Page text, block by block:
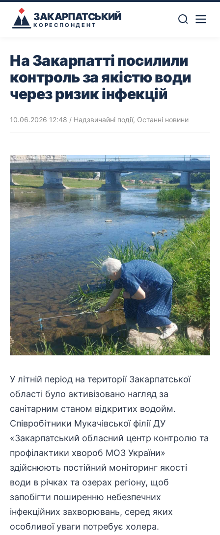
ЗАКАРПАТСЬКИЙ
КОРЕСПОНДЕНТ
На Закарпатті посилили
контроль за якістю води
через ризик інфекцій
10.06.2026 12:48 / Надзвичайні події, Останні новини
У літній період на території Закарпатської
області було активізовано нагляд за
санітарним станом відкритих водойм.
Співробітники Мукачівської філії ДУ
«Закарпатський обласний центр контролю та
профілактики хвороб МОЗ України»
здійснюють постійний моніторинг якості
води в річках та озерах регіону, щоб
запобігти поширенню небезпечних
інфекційних захворювань, серед яких
особливої уваги потребує холера.